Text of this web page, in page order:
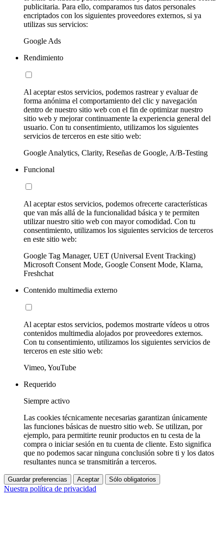
publicitaria. Para ello, comparamos tus datos personales
encriptados con los siguientes proveedores externos, si ya
utilizas sus servicios:
Google Ads
Rendimiento
Al aceptar estos servicios, podemos rastrear y evaluar de
forma anónima el comportamiento del clic y navegación
dentro de nuestro sitio web con el fin de optimizar nuestro
sitio web y mejorar continuamente la experiencia general del
usuario. Con tu consentimiento, utilizamos los siguientes
servicios de terceros en este sitio web:
Google Analytics, Clarity, Reseñas de Google, A/B-Testing
Funcional
Al aceptar estos servicios, podemos ofrecerte características
que van más allá de la funcionalidad básica y te permiten
utilizar nuestro sitio web con mayor comodidad. Con tu
consentimiento, utilizamos los siguientes servicios de terceros
en este sitio web:
Google Tag Manager, UET (Universal Event Tracking)
Microsoft Consent Mode, Google Consent Mode, Klarna,
Freshchat
Contenido multimedia externo
Al aceptar estos servicios, podemos mostrarte vídeos u otros
contenidos multimedia alojados por proveedores externos.
Con tu consentimiento, utilizamos los siguientes servicios de
terceros en este sitio web:
Vimeo, YouTube
Requerido
Siempre activo
Las cookies técnicamente necesarias garantizan únicamente
las funciones básicas de nuestro sitio web. Se utilizan, por
ejemplo, para permitirte reunir productos en tu cesta de la
compra o iniciar sesión en tu cuenta de cliente. Esto significa
que no podemos sacar ninguna conclusión sobre ti y los datos
resultantes nunca se transmitirán a terceros.
Guardar preferencias Aceptar Sólo obligatorios
Nuestra política de privacidad